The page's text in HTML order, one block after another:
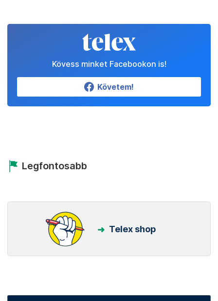
Kövess minket Facebookon is!
Követem!
Legfontosabb
Telex shop